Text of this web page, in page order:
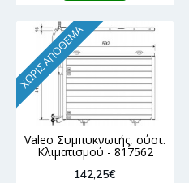
ΧΩΡΊΣ ΑΠΌΘΕΜΑ
Valeo Συμπυκνωτής, σύστ.
Κλιματισμού - 817562
142,25€